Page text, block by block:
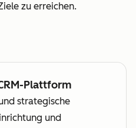
zu erreichen.
Plattform
strategische
und